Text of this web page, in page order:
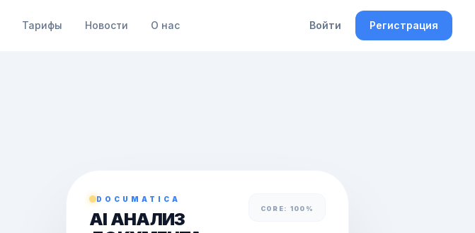
Тарифы Новости О нас Войти Регистрация
DOCUMATICA
AI АНАЛИЗ
CORE: 100%